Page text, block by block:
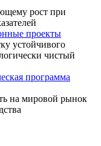
рост при
проекты
устойчивого
чистый
программа
на мировой рынок